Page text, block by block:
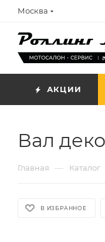
Москва
АКЦИИ
Вал
Главная — Каталог
В ИЗБРАННОЕ